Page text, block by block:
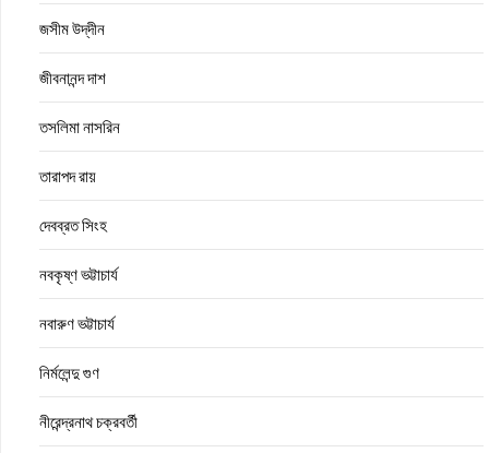
জসীম উদ্‌দীন
জীবনানন্দ দাশ
তসলিমা নাসরিন
তারাপদ রায়
দেবব্রত সিংহ
নবকৃষ্ণ ভট্টাচার্য
নবারুণ ভট্টাচার্য
নির্মলেন্দু গুণ
নীরেন্দ্রনাথ চক্রবর্তী